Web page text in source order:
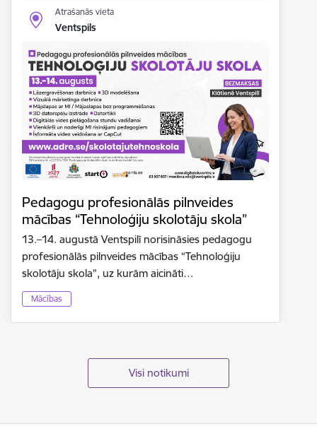
Atrašanās vieta
Ventspils
Pedagogu profesionālās pilnveides
mācības “Tehnoloģiju skolotāju skola”
13.–14. augustā Ventspilī norisināsies pedagogu
profesionālās pilnveides mācības “Tehnoloģiju
skolotāju skola”, uz kurām aicināti…
Mācības
Visi notikumi